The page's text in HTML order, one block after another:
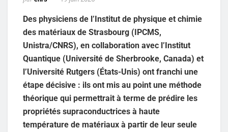
Des physiciens de l’Institut de physique et chimie
des matériaux de Strasbourg (IPCMS,
Unistra/CNRS), en collaboration avec l’Institut
Quantique (Université de Sherbrooke, Canada) et
l’Université Rutgers (États-Unis) ont franchi une
étape décisive : ils ont mis au point une méthode
théorique qui permettrait à terme de prédire les
propriétés supraconductrices à haute
température de matériaux à partir de leur seule